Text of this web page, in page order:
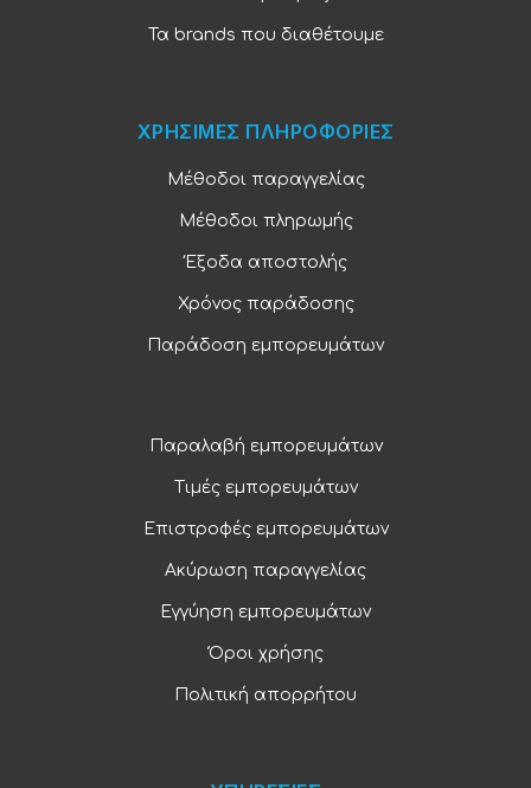
Τα brands που διαθέτουμε
ΧΡΗΣΙΜΕΣ ΠΛΗΡΟΦΟΡΙΕΣ
Μέθοδοι παραγγελίας
Μέθοδοι πληρωμής
Έξοδα αποστολής
Χρόνος παράδοσης
Παράδοση εμπορευμάτων
Παραλαβή εμπορευμάτων
Τιμές εμπορευμάτων
Επιστροφές εμπορευμάτων
Ακύρωση παραγγελίας
Εγγύηση εμπορευμάτων
Όροι χρήσης
Πολιτική απορρήτου